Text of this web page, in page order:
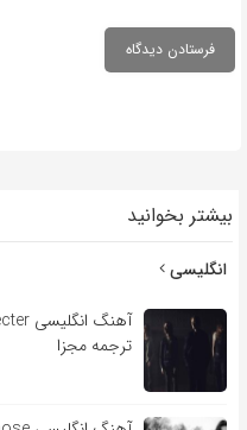
بیشتر بخوانید
انگلیسی
ترجمه مجزا